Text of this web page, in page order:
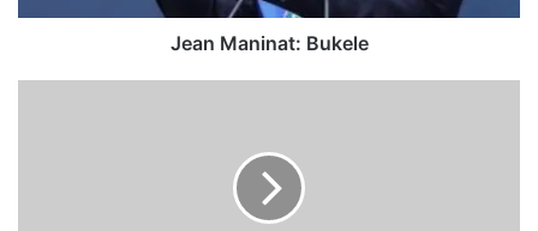
Jean Maninat: Bukele